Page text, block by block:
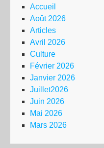
Accueil
Août 2026
Articles
Avril 2026
Culture
Février 2026
Janvier 2026
Juillet2026
Juin 2026
Mai 2026
Mars 2026